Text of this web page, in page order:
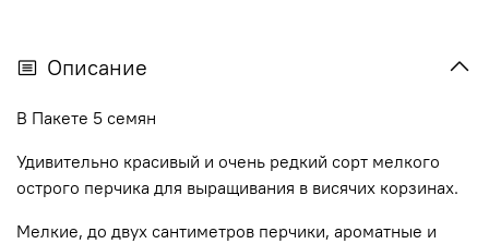
Описание
В Пакете 5 семян
Удивительно красивый и очень редкий сорт мелкого
острого перчика для выращивания в висячих корзинах.
Мелкие, до двух сантиметров перчики, ароматные и